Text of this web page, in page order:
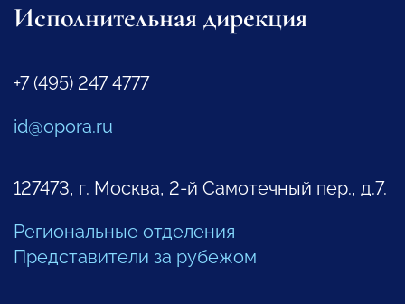
Исполнительная дирекция
+7 (495) 247 4777
id@opora.ru
127473, г. Москва, 2-й Самотечный пер., д.7.
Региональные отделения
Представители за рубежом